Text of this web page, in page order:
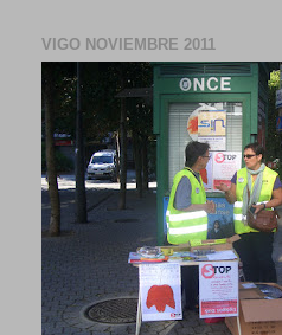
VIGO NOVIEMBRE 2011